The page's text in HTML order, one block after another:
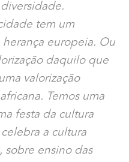
tem um
europeia. Ou
daquilo que
valorização
Temos uma
festa da cultura
a cultura
sobre ensino das